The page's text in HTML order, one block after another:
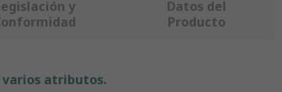
y
Datos del
Producto
varios atributos.